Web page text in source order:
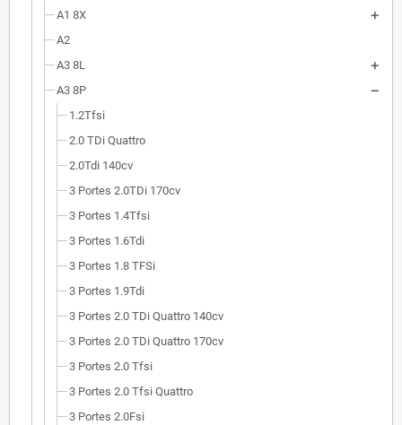
A1 8X
A2
A3 8L
A3 8P
1.2Tfsi
2.0 TDi Quattro
2.0Tdi 140cv
3 Portes 2.0TDi 170cv
3 Portes 1.4Tfsi
3 Portes 1.6Tdi
3 Portes 1.8 TFSi
3 Portes 1.9Tdi
3 Portes 2.0 TDi Quattro 140cv
3 Portes 2.0 TDi Quattro 170cv
3 Portes 2.0 Tfsi
3 Portes 2.0 Tfsi Quattro
3 Portes 2.0Fsi